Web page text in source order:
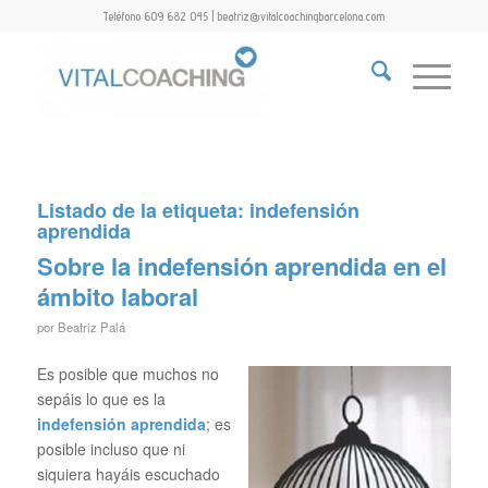
Teléfono 609 682 045 | beatriz@vitalcoachingbarcelona.com
Listado de la etiqueta: indefensión
aprendida
Sobre la indefensión aprendida en el
ámbito laboral
por Beatriz Palá
Es posible que muchos no
sepáis lo que es la
indefensión aprendida; es
posible incluso que ni
siquiera hayáis escuchado